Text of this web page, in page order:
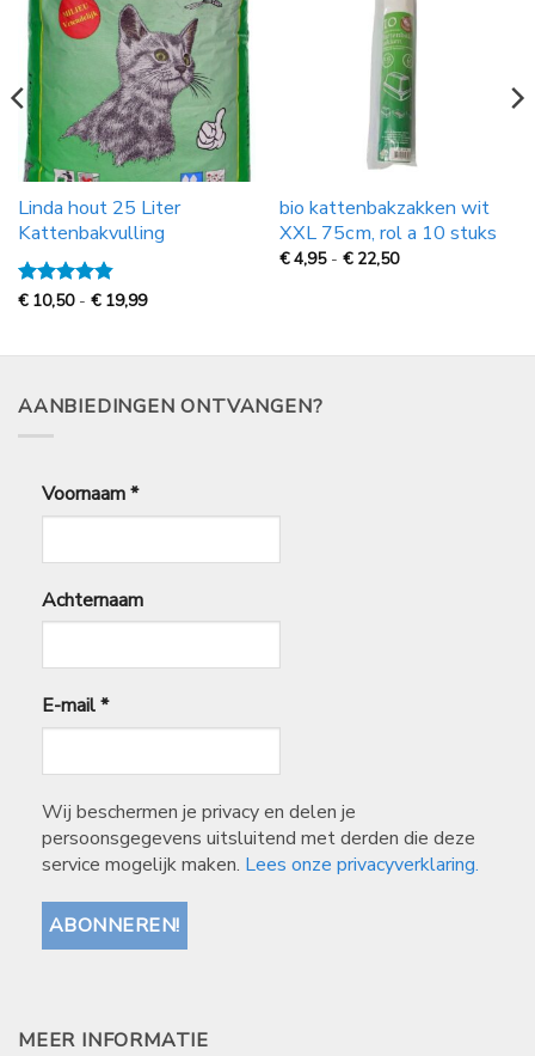
Linda hout 25 Liter
Kattenbakvulling
Gewaardeerd
€ 10,50 - € 19,99Prijsklasse:
€
bio kattenbakzakken wit
XXL 75cm, rol a 10 stuks
€4,95 - € 22,50Prijsklasse:
AANBIEDINGEN ONTVANGEN?
Voornaam*
Achternaam
E-mail*
Wij beschermen je privacy en delen je
persoonsgegevens uitsluitend met derden die deze
service mogelijk maken. Lees onze privacyverklaring.
MEER INFORMATIE